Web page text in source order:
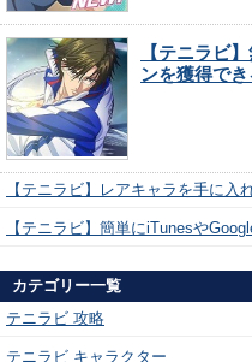
【テニラビ
ンを獲得でき
【テニラビ】レアキャラを手に入
【テニラビ】簡単にiTunesや
カテゴリー一覧
テニラビ 攻略
テニラビ キャラクター